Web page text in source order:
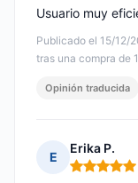
Publicado el 15/12/
tras una compra de
Usuario muy
Opinión traducida
E
Erika P.
Nota: 5 de 5